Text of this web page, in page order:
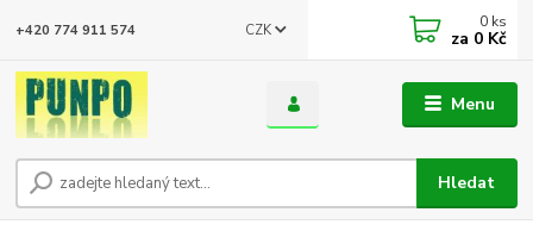
Menu
CZK
Hledat
+420 774 911 574 0 ks
za 0 Kč